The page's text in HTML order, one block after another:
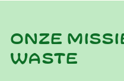
Onze
waste